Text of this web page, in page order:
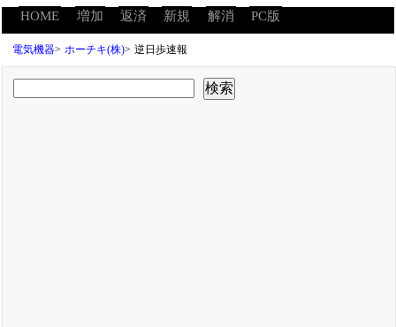
HOME 増加 返済 新規 解消 PC版
電気機器> ホーチキ(株)> 逆日歩速報